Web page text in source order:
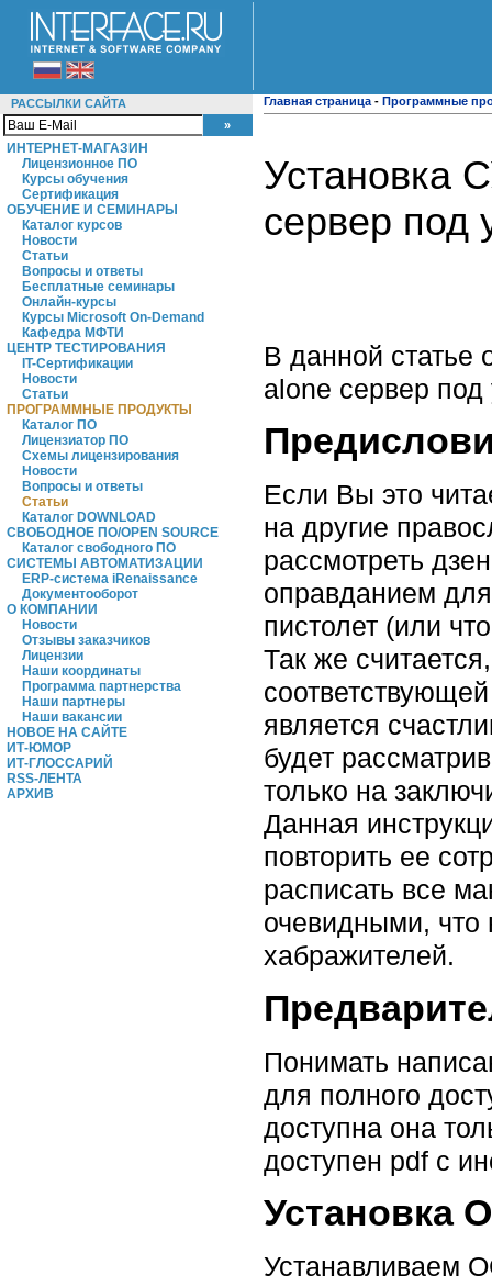
РАССЫЛКИ САЙТА
ИНТЕРНЕТ-МАГАЗИН
Лицензионное ПО
Курсы обучения
Сертификация
ОБУЧЕНИЕ И СЕМИНАРЫ
Каталог курсов
Новости
Статьи
Вопросы и ответы
Бесплатные семинары
Онлайн-курсы
Курсы Microsoft On-Demand
Кафедра МФТИ
ЦЕНТР ТЕСТИРОВАНИЯ
IT-Сертификации
Новости
Статьи
ПРОГРАММНЫЕ ПРОДУКТЫ
Каталог ПО
Лицензиатор ПО
Схемы лицензирования
Новости
Вопросы и ответы
Статьи
Каталог DOWNLOAD
СВОБОДНОЕ ПО/OPEN SOURCE
Каталог свободного ПО
СИСТЕМЫ АВТОМАТИЗАЦИИ
ERP-система iRenaissance
Документооборот
О КОМПАНИИ
Новости
Отзывы заказчиков
Лицензии
Наши координаты
Программа партнерства
Наши партнеры
Наши вакансии
НОВОЕ НА САЙТЕ
ИТ-ЮМОР
ИТ-ГЛОССАРИЙ
RSS-ЛЕНТА
АРХИВ
Главная страница - Программные
Установка
сервер под
В данной статье
alone сервер
Если Вы это
на другие
рассмотреть
оправданием
пистолет (или
Так же
является
будет
только на
Данная
повторить ее
расписать все
очевидными, что
хабражителей.
Понимать
для полного
доступна она
доступен pdf с
Установка
Устанавливаем